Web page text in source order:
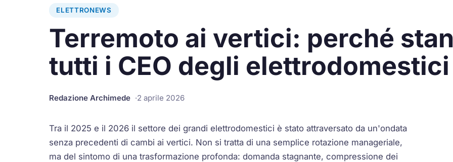
ELETTRONEWS
Terremoto ai vertici: perché
tutti i CEO degli elettrodomestici
Redazione Archimede 2 aprile 2026
Tra il 2025 e il 2026 il settore dei grandi elettrodomestici è stato attraversato da un'ondata
senza precedenti di cambi ai vertici. Non si tratta di una semplice rotazione manageriale,
ma del sintomo di una trasformazione profonda: domanda stagnante, compressione dei